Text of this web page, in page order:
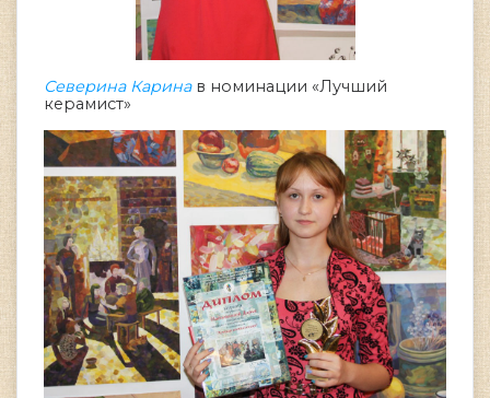
Северина Каринав номинации «Лучший
керамист»